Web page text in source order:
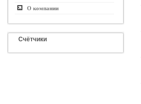
О компании
Счётчики